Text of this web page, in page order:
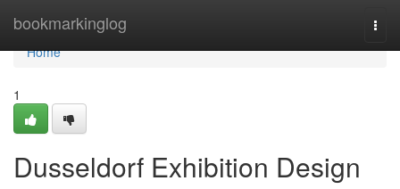
bookmarkinglog
Home
Home
1
Dusseldorf Exhibition Design